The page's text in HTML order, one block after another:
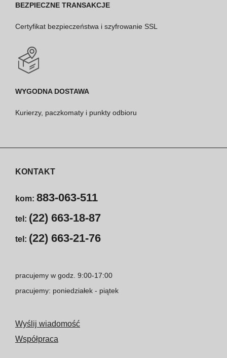
BEZPIECZNE TRANSAKCJE
Certyfikat bezpieczeństwa i szyfrowanie SSL
WYGODNA DOSTAWA
Kurierzy, paczkomaty i punkty odbioru
KONTAKT
kom: 883-063-511
tel: (22) 663-18-87
tel: (22) 663-21-76
pracujemy w godz. 9:00-17:00
pracujemy: poniedziałek - piątek
Wyślij wiadomość
Współpraca